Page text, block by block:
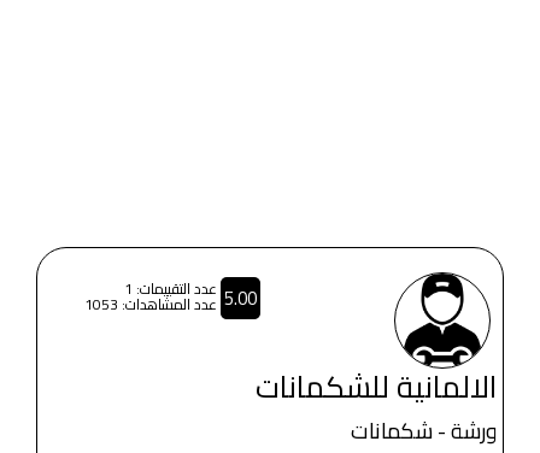
الالمانية للشكمانات
ورشة - شكمانات
5.00 عدد التقييمات: 1
عدد المشاهدات: 1053